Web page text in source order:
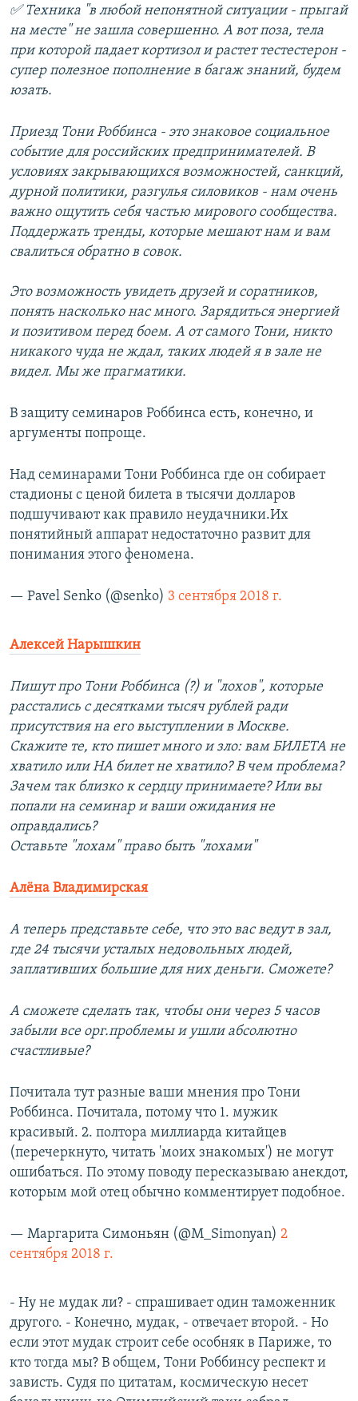
✅ Техника "в любой непонятной ситуации - прыгай
на месте" не зашла совершенно. А вот поза, тела
при которой падает кортизол и растет тестестерон -
супер полезное пополнение в багаж знаний, будем
юзать.
Приезд Тони Роббинса - это знаковое социальное
событие для российских предпринимателей. В
условиях закрывающихся возможностей, санкций,
дурной политики, разгулья силовиков - нам очень
важно ощутить себя частью мирового сообщества.
Поддержать тренды, которые мешают нам и вам
свалиться обратно в совок.
Это возможность увидеть друзей и соратников,
понять насколько нас много. Зарядиться энергией
и позитивом перед боем. А от самого Тони, никто
никакого чуда не ждал, таких людей я в зале не
видел. Мы же прагматики.
В защиту семинаров Роббинса есть, конечно, и
аргументы попроще.
Над семинарами Тони Роббинса где он собирает
стадионы с ценой билета в тысячи долларов
подшучивают как правило неудачники.Их
понятийный аппарат недостаточно развит для
понимания этого феномена.
— Pavel Senko (@senko) 3 сентября 2018 г.
Алексей Нарышкин
Пишут про Тони Роббинса (?) и "лохов", которые
расстались с десятками тысяч рублей ради
присутствия на его выступлении в Москве.
Скажите те, кто пишет много и зло: вам БИЛЕТА не
хватило или НА билет не хватило? В чем проблема?
Зачем так близко к сердцу принимаете? Или вы
попали на семинар и ваши ожидания не
оправдались?
Оставьте "лохам" право быть "лохами"
Алёна Владимирская
А теперь представьте себе, что это вас ведут в зал,
где 24 тысячи усталых недовольных людей,
заплативших большие для них деньги. Сможете?
А сможете сделать так, чтобы они через 5 часов
забыли все орг.проблемы и ушли абсолютно
счастливые?
Почитала тут разные ваши мнения про Тони
Роббинса. Почитала, потому что 1. мужик
красивый. 2. полтора миллиарда китайцев
(перечеркнуто, читать 'моих знакомых') не могут
ошибаться. По этому поводу пересказываю анекдот,
которым мой отец обычно комментирует подобное.
— Маргарита Симоньян (@M_Simonyan) 2
сентября 2018 г.
- Ну не мудак ли? - спрашивает один таможенник
другого. - Конечно, мудак, - отвечает второй. - Но
если этот мудак строит себе особняк в Париже, то
кто тогда мы? В общем, Тони Роббинсу респект и
зависть. Судя по цитатам, космическую несет